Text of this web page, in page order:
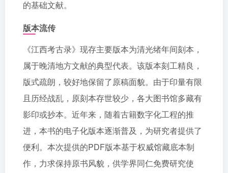
的基础文献。
版本流传
《江西考古录》现存主要版本为清光绪年间刻本，
属于晚清地方文献的典型代表。该版本刻工精良，
版式疏朗，较好地保留了原稿面貌。由于印量有限
且历经战乱，原刻本存世较少，各大图书馆多藏有
影印或抄本。近年来，随着古籍数字化工程的推
进，本书的电子化版本逐渐普及，为研究者提供了
便利。本次提供的PDF版本基于权威馆藏底本制
作，力求保持原书风貌，供学界同仁免费研究使